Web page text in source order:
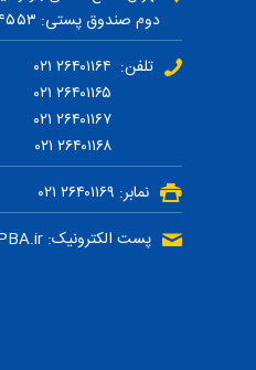
دوم صندوق پستی: ۱۹۱۹۶۱۴۵۵۳
تلفن: ۲۶۴۰۱۱۶۴ ۰۲۱
نمابر: ۲۶۴۰۱۱۶۹ ۰۲۱
پست الکترونیک: info @ IPBA.ir